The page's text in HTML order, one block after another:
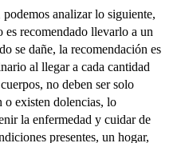
analizar lo siguiente,
recomendado llevarlo a un
se dañe, la recomendación es
al llegar a cada cantidad
no deben ser solo
o existen dolencias, lo
la enfermedad y cuidar de
presentes, un hogar,